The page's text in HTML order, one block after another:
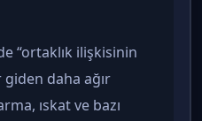
“ortaklık ilişkisinin
daha ağır
ıskat ve bazı